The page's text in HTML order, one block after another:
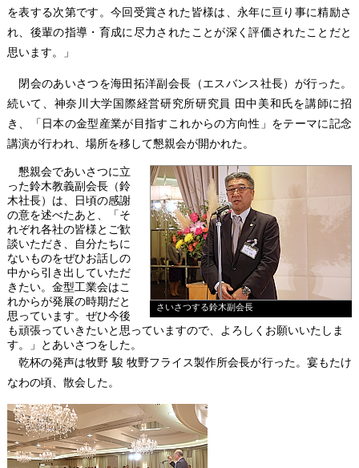
を表する次第です。今回受賞された皆様は、永年に亘り事に精励さ
れ、後輩の指導・育成に尽力されたことが深く評価されたことだと
思います。」
閉会のあいさつを海田拓洋副会長（エスバンス社長）が行った。
続いて、神奈川大学国際経営研究所研究員 田中美和氏を講師に招
き、「日本の金型産業が目指すこれからの方向性」をテーマに記念
講演が行われ、場所を移して懇親会が開かれた。
さいさつする鈴木副会長
懇親会であいさつに立
った鈴木教義副会長（鈴
木社長）は、日頃の感謝
の意を述べたあと、「そ
れぞれ各社の皆様とご歓
談いただき、自分たちに
ないものをぜひお話しの
中から引き出していただ
きたい。金型工業会はこ
れからが発展の時期だと
思っています。ぜひ今後
も頑張っていきたいと思っていますので、よろしくお願いいたしま
す。」とあいさつをした。
乾杯の発声は牧野 駿 牧野フライス製作所会長が行った。宴もたけ
なわの頃、散会した。